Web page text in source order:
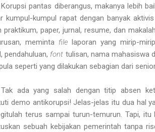
Korupsi pantas diberangus, makanya lebih
kumpul-kumpul rapat dengan banyak
praktikum, paper, jurnal, resume, dan
meminta file laporan yang mirip-
pendahuluan, font tulisan, nama mahasiswa
seperti yang dilakukan sebagian dari
Tak ada yang salah dengan titip absen
demo antikorupsi! Jelas-jelas itu dua hal
terus sampai turun-temurun. Tapi,
sebuah kebijakan pemerintah tanpa